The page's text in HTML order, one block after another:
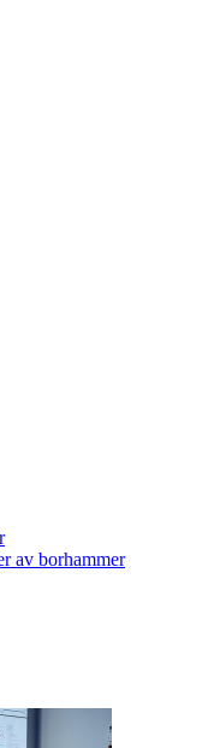
av borhammer